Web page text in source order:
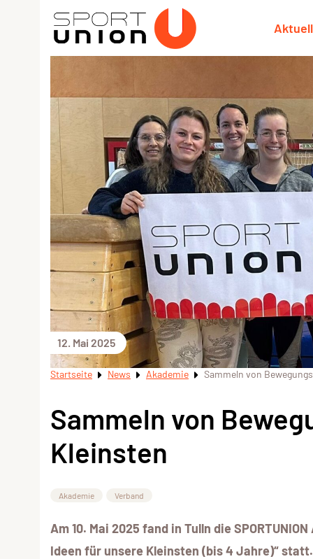
12. Mai 2025
Startseite News Akademie Sammeln von
Sammeln von
Kleinsten
Akademie Verband
Am 10. Mai 2025 fand in Tulln die
Ideen für unsere Kleinsten (bis 4 Jahre)“ statt.